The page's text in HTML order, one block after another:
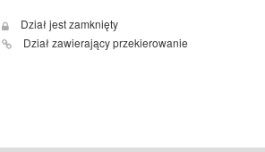
Dział jest zamknięty
Dział zawierający przekierowanie